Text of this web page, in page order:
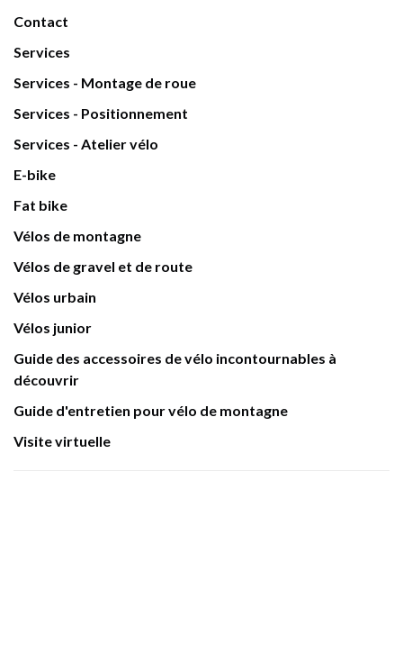
Contact
Services
Services - Montage de roue
Services - Positionnement
Services - Atelier vélo
E-bike
Fat bike
Vélos de montagne
Vélos de gravel et de route
Vélos urbain
Vélos junior
Guide des accessoires de vélo incontournables à
découvrir
Guide d'entretien pour vélo de montagne
Visite virtuelle